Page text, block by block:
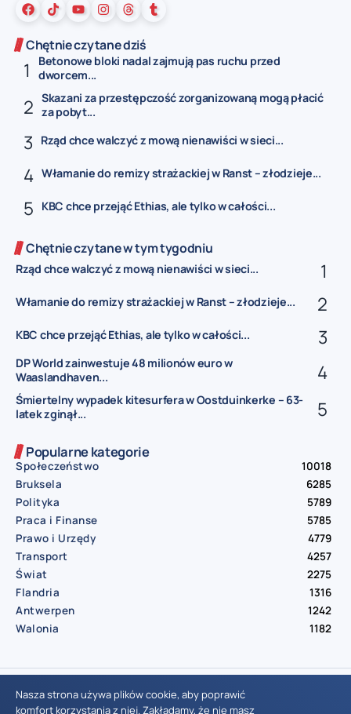
Chętnie czytane dziś
Betonowe bloki nadal zajmują pas ruchu przed
dworcem...
Skazani za przestępczość zorganizowaną mogą płacić
za pobyt...
Rząd chce walczyć z mową nienawiści w sieci...
Włamanie do remizy strażackiej w Ranst – złodzieje...
KBC chce przejąć Ethias, ale tylko w całości...
Chętnie czytane w tym tygodniu
Rząd chce walczyć z mową nienawiści w sieci...
Włamanie do remizy strażackiej w Ranst – złodzieje...
KBC chce przejąć Ethias, ale tylko w całości...
DP World zainwestuje 48 milionów euro w
Waaslandhaven...
Śmiertelny wypadek kitesurfera w Oostduinkerke – 63-
latek zginął...
Popularne kategorie
Społeczeństwo
10018
Bruksela
6285
Polityka
5789
Praca i Finanse
5785
Prawo i Urzędy
4779
Transport
4257
Świat
2275
Flandria
1316
Antwerpen
1242
Walonia
1182
© Aktualnosci.be – All Right Reserved 2016-2026
Nasza strona używa plików cookie, aby poprawić
komfort korzystania z niej. Zakładamy, że nie masz